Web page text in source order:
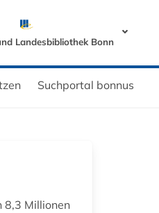
Landesbibliothek Bonn
Suchportal bonnus
8,3 Millionen